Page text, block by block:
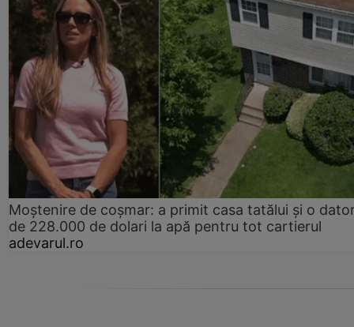
Moștenire de coșmar: a primit casa tatălui și o
de 228.000 de dolari la apă pentru tot cartierul
adevarul.ro